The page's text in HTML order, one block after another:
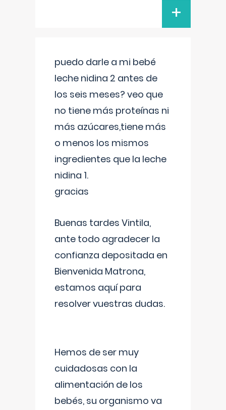
+
puedo darle a mi bebé
leche nidina 2 antes de
los seis meses? veo que
no tiene más proteínas ni
más azúcares,tiene más
o menos los mismos
ingredientes que la leche
nidina 1.
gracias
Buenas tardes Vintila,
ante todo agradecer la
confianza depositada en
Bienvenida Matrona,
estamos aquí para
resolver vuestras dudas.
Hemos de ser muy
cuidadosas con la
alimentación de los
bebés, su organismo va